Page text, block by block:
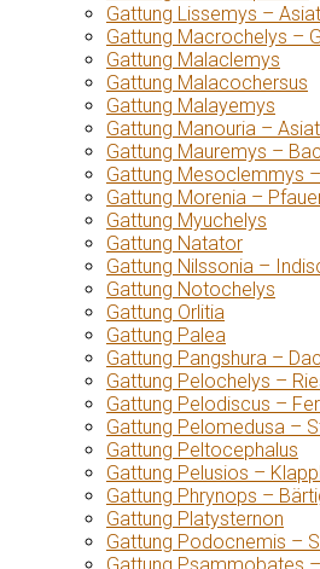
Gattung Lissemys –
Gattung Macrochelys –
Gattung Malaclemys
Gattung Malacochersus
Gattung Malayemys
Gattung Manouria –
Gattung Mauremys –
Gattung Mesoclemmys
Gattung Morenia –
Gattung Myuchelys
Gattung Natator
Gattung Nilssonia –
Gattung Notochelys
Gattung Orlitia
Gattung Palea
Gattung Pangshura –
Gattung Pelochelys –
Gattung Pelodiscus –
Gattung Pelomedusa –
Gattung Peltocephalus
Gattung Pelusios –
Gattung Phrynops –
Gattung Platysternon
Gattung Podocnemis –